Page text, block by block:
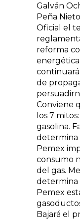
Galván
Peña
Oficial el
reforma
de
Conviene
los 7
gasolina.
determina
Pemex
consumo
del gas.
determina
Pemex
Bajará el